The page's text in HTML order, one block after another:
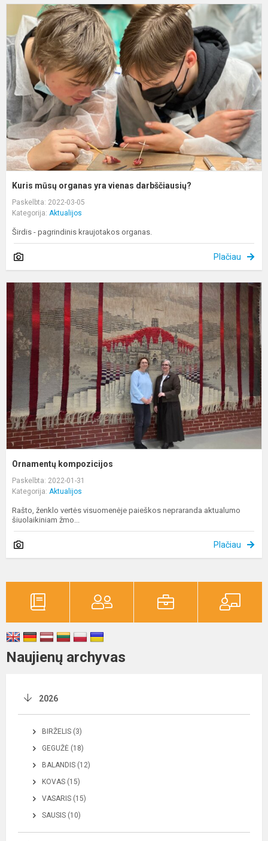
Kuris mūsų organas yra vienas darbščiausių?
Paskelbta: 2022-03-05
Kategorija: Aktualijos
Širdis - pagrindinis kraujotakos organas.
Plačiau
Ornamentų kompozicijos
Paskelbta: 2022-01-31
Kategorija: Aktualijos
Rašto, ženklo vertės visuomenėje paieškos nepraranda aktualumo
šiuolaikiniam žmo...
Plačiau
Naujienų archyvas
2026
BIRŽELIS (3)
GEGUŽĖ (18)
BALANDIS (12)
KOVAS (15)
VASARIS (15)
SAUSIS (10)